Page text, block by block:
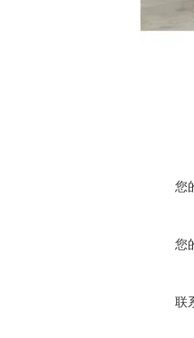
您
您
联